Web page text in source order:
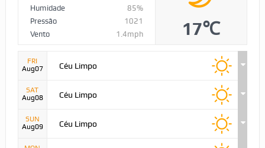
Humidade
85%
Pressão
1021
Vento
1.4mph 17℃
FRI
Aug07
Céu Limpo
SAT
Aug08
Céu Limpo
SUN
Aug09
Céu Limpo